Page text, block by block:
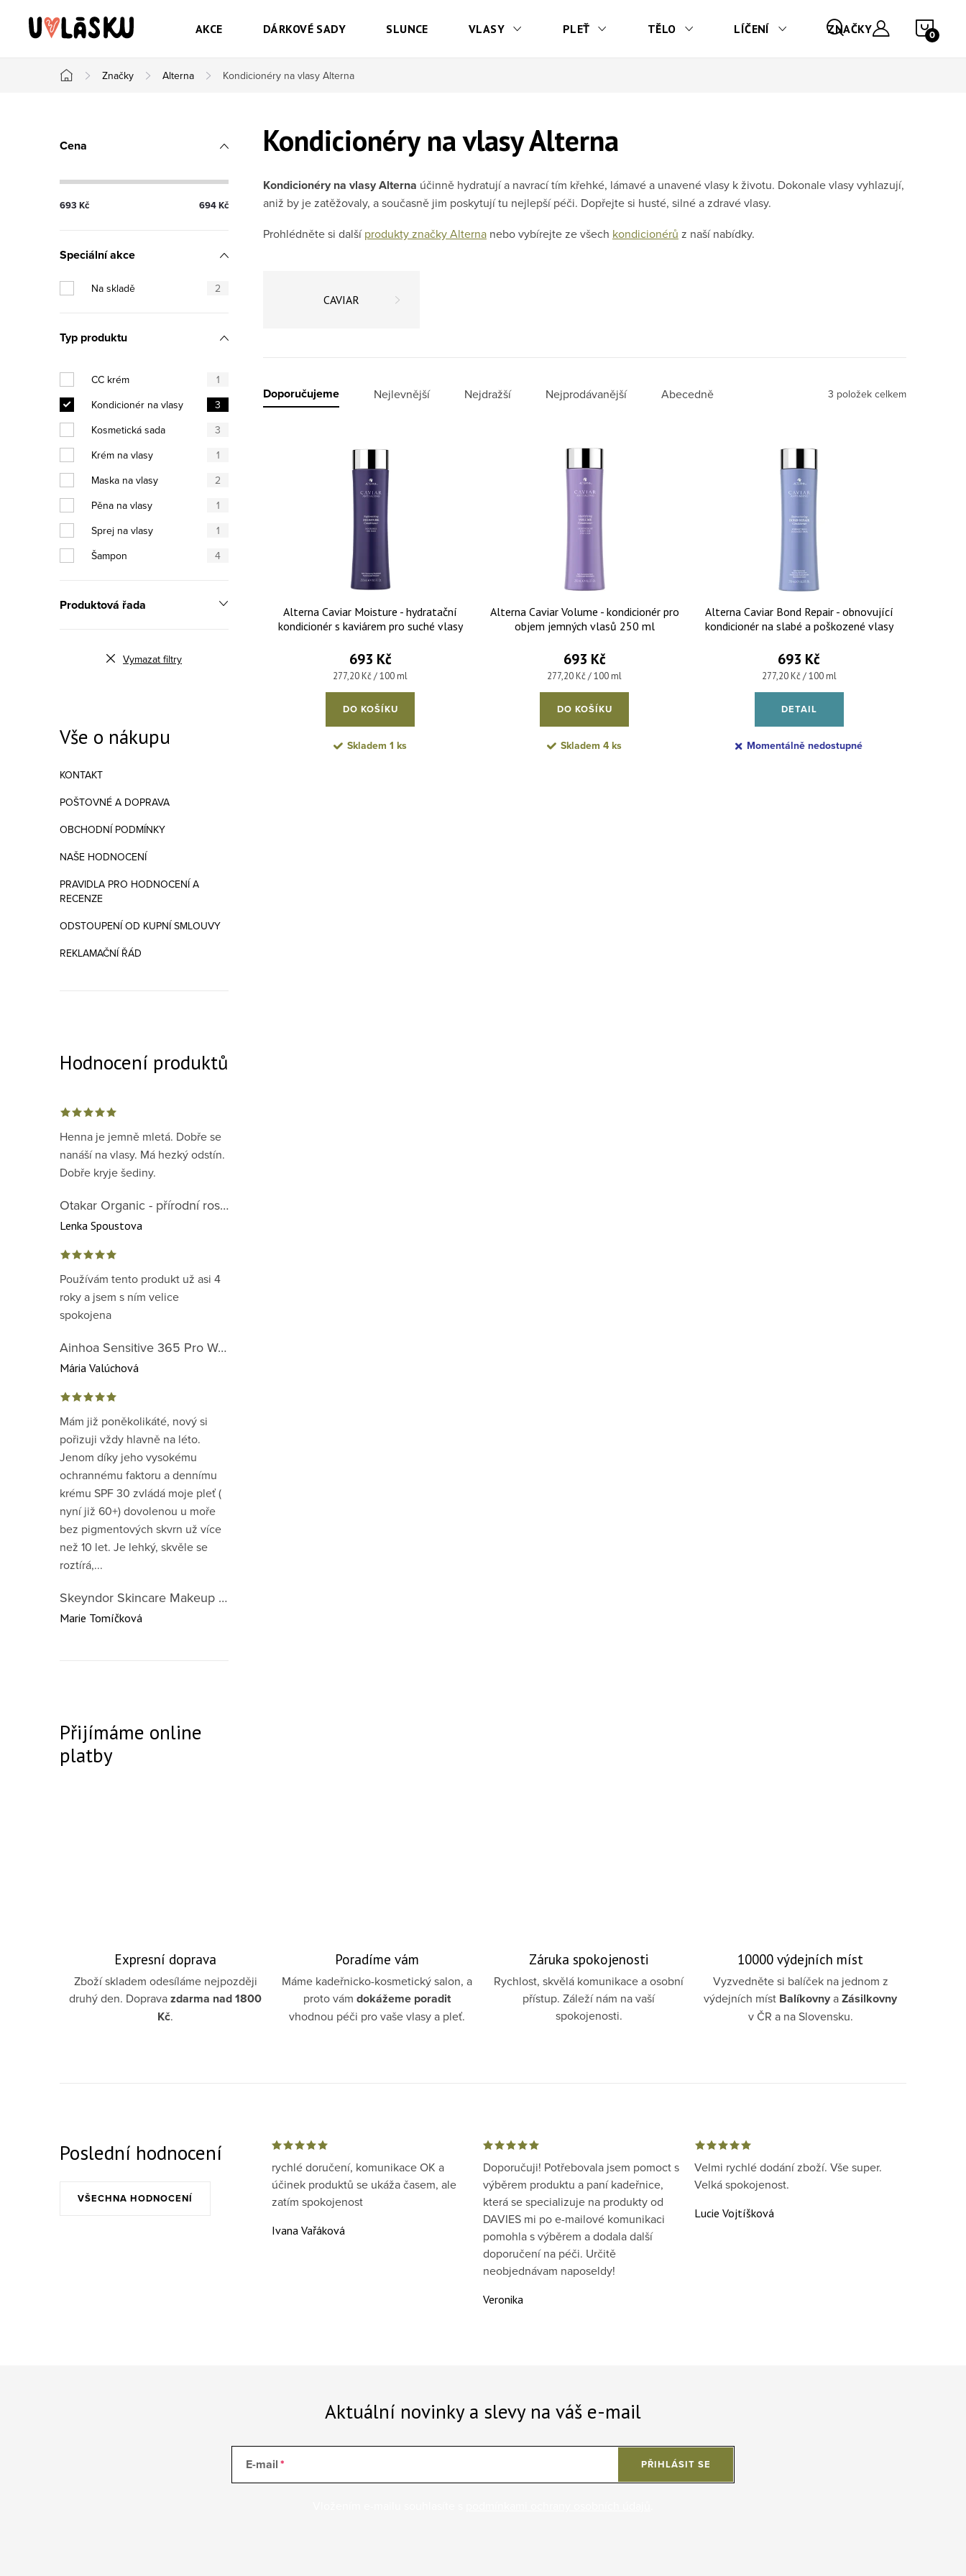
AKCE DÁRKOVÉ SADY SLUNCE VLASY PLEŤ TĚLO LÍČENÍ ZNAČKY
Domů
Značky Alterna Kondicionéry na vlasy Alterna
Postranní panel
Cena
693 Kč 694Kč
Speciální akce
Na skladě 2
Typ produktu
CC krém
1
Kondicionér na vlasy
3
Kosmetická sada
3
Krém na vlasy
1
Maska na vlasy
2
Pěna na vlasy
1
Sprej na vlasy
1
Šampon
4
Produktová řada
Vymazat filtry
Vše o nákupu
KONTAKT
POŠTOVNÉ A DOPRAVA
OBCHODNÍ PODMÍNKY
NAŠE HODNOCENÍ
PRAVIDLA PRO HODNOCENÍ A
RECENZE
ODSTOUPENÍ OD KUPNÍ SMLOUVY
REKLAMAČNÍ ŘÁD
Hodnocení produktů
Henna je jemně mletá. Dobře se
nanáší na vlasy. Má hezký odstín.
Dobře kryje šediny.
Otakar Organic - přírodní rostlinná barva na vlasy červená předpigmentace 1. krok
Lenka Spoustova
Používám tento produkt už asi 4
roky a jsem s ním velice
spokojena
Ainhoa Sensitive 365 Pro Well-Being Cream - zklidňující krém pro normální až suchou citlivou pleť
Mária Valúchová
Mám již poněkolikáté, nový si
pořizuji vždy hlavně na léto.
Jenom díky jeho vysokému
ochrannému faktoru a dennímu
krému SPF 30 zvládá moje pleť (
nyní již 60+) dovolenou u moře
bez pigmentových skvrn už více
než 10 let. Je lehký, skvěle se
roztírá,...
Skeyndor Skincare Makeup DD Cream SPF50 – lehký tónovací krém pro všechny typy pleti 40 ml
Marie Tomíčková
Přijímáme online
platby
Kondicionéry na vlasy Alterna
Kondicionéry na vlasy Alterna účinně hydratují a navrací tím křehké, lámavé a unavené vlasy k životu. Dokonale vlasy vyhlazují,
aniž by je zatěžovaly, a současně jim poskytují tu nejlepší péči. Dopřejte si husté, silné a zdravé vlasy.
Prohlédněte si dalšíprodukty značky Alterna nebo vybírejte ze všech kondicionérů z naší nabídky.
CAVIAR
Řazení produktů
Doporučujeme Nejlevnější Nejdražší Nejprodávanější Abecedně 3 položek celkem
Výpis produktů
Alterna Caviar Moisture - hydratační
kondicionér s kaviárem pro suché vlasy
693 Kč
Měrná cena:
277,20 Kč / 100 ml
DO KOŠÍKU
Skladem1 ks
Alterna Caviar Volume - kondicionér pro
objem jemných vlasů 250 ml
693 Kč
Měrná cena:
277,20 Kč / 100 ml
DO KOŠÍKU
Skladem4 ks
Alterna Caviar Bond Repair - obnovující
kondicionér na slabé a poškozené vlasy
693 Kč
Měrná cena:
277,20 Kč / 100 ml
DETAIL
Momentálně nedostupné
Expresní doprava
Zboží skladem odesíláme nejpozději
druhý den. Dopravazdarma nad 1800
Kč.
Poradíme vám
Máme kadeřnicko-kosmetický salon, a
proto vámdokážeme poradit
vhodnou péči pro vaše vlasy a pleť.
Záruka spokojenosti
Rychlost, skvělá komunikace a osobní
přístup. Záleží nám na vaší
spokojenosti.
10000 výdejních míst
Vyzvedněte si balíček na jednom z
výdejních míst BalíkovnyaZásilkovny
v ČR a na Slovensku.
Poslední hodnocení
VŠECHNA HODNOCENÍ
rychlé doručení, komunikace OK a
účinek produktů se ukáža časem, ale
zatím spokojenost
Ivana Vařáková
Doporučuji! Potřebovala jsem pomoct s
výběrem produktu a paní kadeřnice,
která se specializuje na produkty od
DAVIES mi po e-mailové komunikaci
pomohla s výběrem a dodala další
doporučení na péči. Určitě
neobjednávam naposeldy!
Veronika
Velmi rychlé dodání zboží. Vše super.
Velká spokojenost.
Lucie Vojtíšková
Aktuální novinky a slevy na váš e-mail
E-mail PŘIHLÁSIT SE